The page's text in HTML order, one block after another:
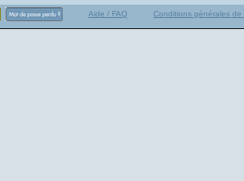
Aide / FAQ Conditions générales de